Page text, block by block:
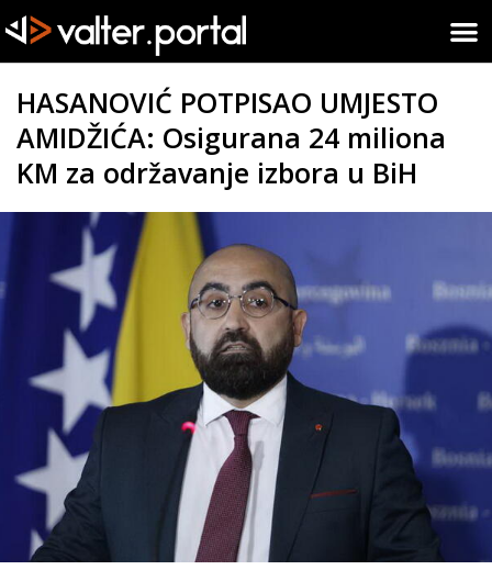
HASANOVIĆ POTPISAO UMJESTO
AMIDŽIĆA: Osigurana 24 miliona
KM za održavanje izbora u BiH